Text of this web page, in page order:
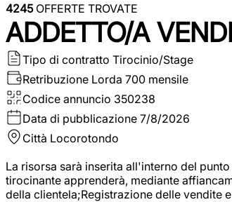
4245OFFERTE TROVATE
ADDETTO/A
Tipo di contratto Tirocinio/Stage
Retribuzione Lorda 700 mensile
Codice annuncio 350238
Data di pubblicazione 7/8/2026
Città Locorotondo
La risorsa sarà inserita all'interno del
tirocinante apprenderà, mediante
della clientela;Registrazione delle vendite